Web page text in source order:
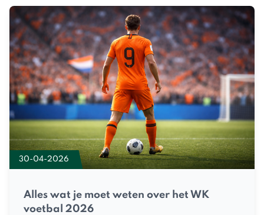
30-04-2026
Alles wat je moet weten over het WK
voetbal 2026